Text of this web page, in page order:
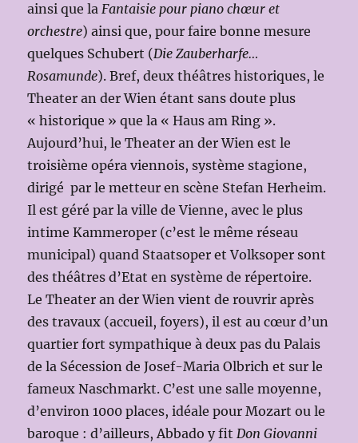
ainsi que laFantaisie pour piano chœur et
orchestre) ainsi que, pour faire bonne mesure
quelques Schubert (Die Zauberharfe…
Rosamunde). Bref, deux théâtres historiques, le
Theater an der Wien étant sans doute plus
« historique » que la « Haus am Ring ».
Aujourd’hui, le Theater an der Wien est le
troisième opéra viennois, système stagione,
dirigé par le metteur en scène Stefan Herheim.
Il est géré par la ville de Vienne, avec le plus
intime Kammeroper (c’est le même réseau
municipal) quand Staatsoper et Volksoper sont
des théâtres d’Etat en système de répertoire.
Le Theater an der Wien vient de rouvrir après
des travaux (accueil, foyers), il est au cœur d’un
quartier fort sympathique à deux pas du Palais
de la Sécession de Josef-Maria Olbrich et sur le
fameux Naschmarkt. C’est une salle moyenne,
d’environ 1000 places, idéale pour Mozart ou le
baroque : d’ailleurs, Abbado y fitDon Giovanni